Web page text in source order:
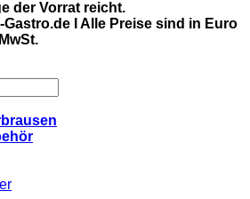
der Vorrat reicht.
I Alle Preise sind in Euro